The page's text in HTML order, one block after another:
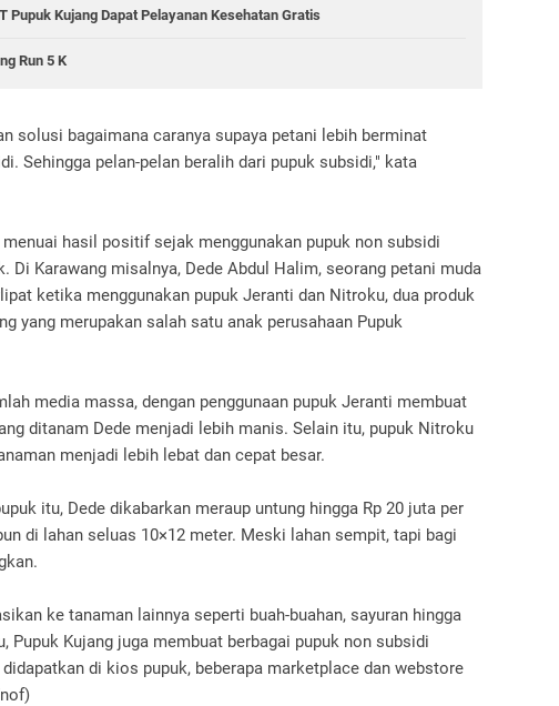
Pupuk Kujang Dapat Pelayanan Kesehatan Gratis
Run 5 K
solusi bagaimana caranya supaya petani lebih berminat
Sehingga pelan-pelan beralih dari pupuk subsidi," kata
hasil positif sejak menggunakan pupuk non subsidi
Di Karawang misalnya, Dede Abdul Halim, seorang petani muda
ketika menggunakan pupuk Jeranti dan Nitroku, dua produk
yang merupakan salah satu anak perusahaan Pupuk
media massa, dengan penggunaan pupuk Jeranti membuat
ditanam Dede menjadi lebih manis. Selain itu, pupuk Nitroku
menjadi lebih lebat dan cepat besar.
itu, Dede dikabarkan meraup untung hingga Rp 20 juta per
di lahan seluas 10×12 meter. Meski lahan sempit, tapi bagi
ke tanaman lainnya seperti buah-buahan, sayuran hingga
Pupuk Kujang juga membuat berbagai pupuk non subsidi
di kios pupuk, beberapa marketplace dan webstore